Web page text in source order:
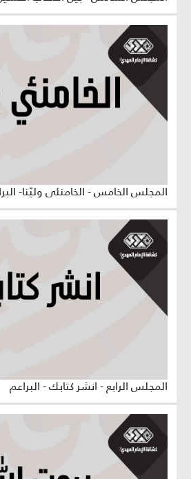
المجلس الخامس - الخامنئي وليّنا-
المجلس الرابع - انشر كتابك - البراعم